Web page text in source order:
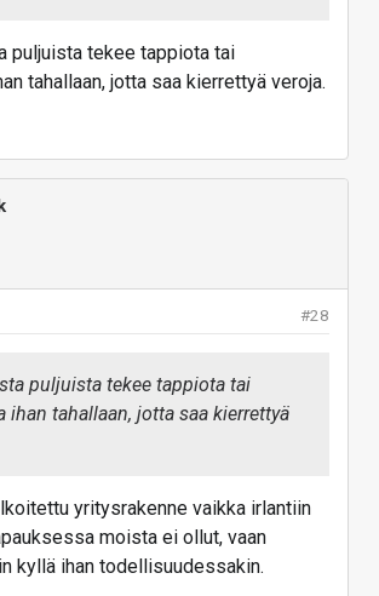
puljuista tekee tappiota tai
tahallaan, jotta saa kierrettyä veroja.
#28
puljuista tekee tappiota tai
ihan tahallaan, jotta saa kierrettyä
yritysrakenne vaikka irlantiin
moista ei ollut, vaan
kyllä ihan todellisuudessakin.